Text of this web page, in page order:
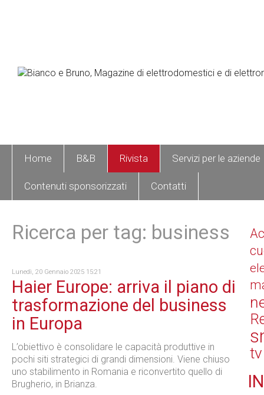
Home B&B Rivista Servizi per le aziende
Contenuti sponsorizzati Contatti
Ricerca per tag: business
Lunedì, 20 Gennaio 2025 15:21
Haier Europe: arriva il piano di
trasformazione del business
in Europa
L’obiettivo è consolidare le capacità produttive in
pochi siti strategici di grandi dimensioni. Viene chiuso
uno stabilimento in Romania e riconvertito quello di
Brugherio, in Brianza.
tv
IN